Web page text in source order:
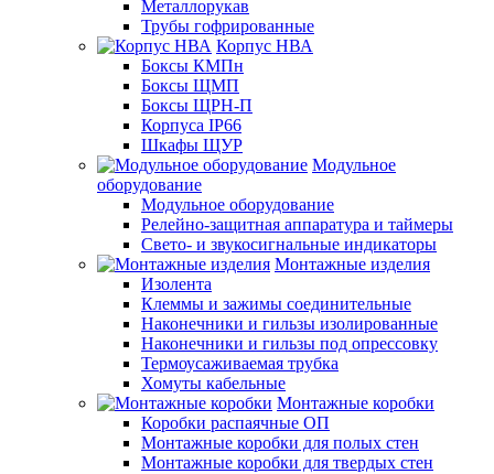
Металлорукав
Трубы гофрированные
Корпус НВА
Боксы КМПн
Боксы ЩМП
Боксы ЩРН-П
Корпуса IP66
Шкафы ЩУР
Модульное
оборудование
Модульное оборудование
Релейно-защитная аппаратура и таймеры
Свето- и звукосигнальные индикаторы
Монтажные изделия
Изолента
Клеммы и зажимы соединительные
Наконечники и гильзы изолированные
Наконечники и гильзы под опрессовку
Термоусаживаемая трубка
Хомуты кабельные
Монтажные коробки
Коробки распаячные ОП
Монтажные коробки для полых стен
Монтажные коробки для твердых стен